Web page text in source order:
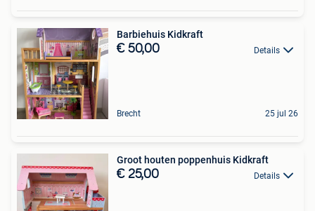
Barbiehuis Kidkraft
€ 50,00 Details
Brecht 25 jul 26
Groot houten poppenhuis Kidkraft
€ 25,00 Details